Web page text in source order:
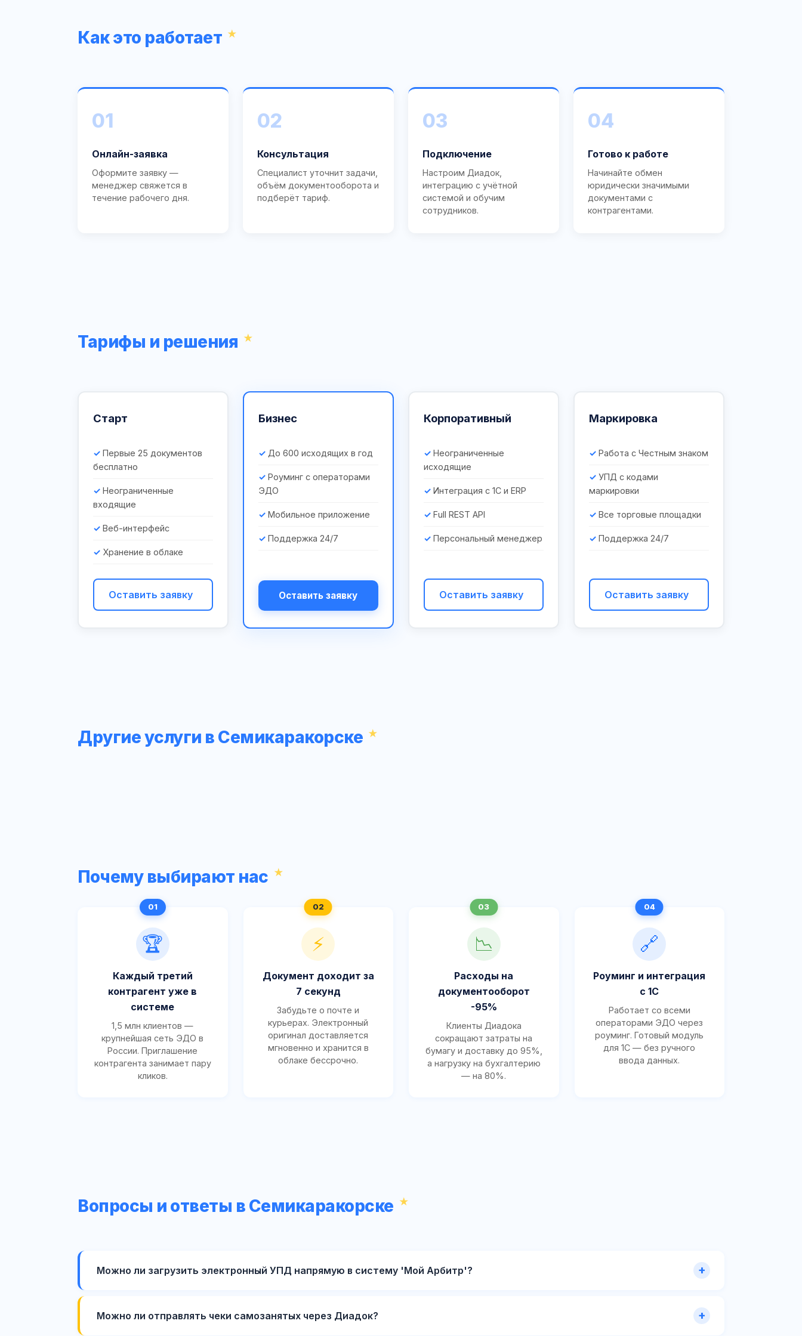
Как это работает
01
Онлайн-заявка
Оформите заявку —
менеджер свяжется в
течение рабочего дня.
02
Консультация
Специалист уточнит задачи,
объём документооборота и
подберёт тариф.
03
Подключение
Настроим Диадок,
интеграцию с учётной
системой и обучим
сотрудников.
04
Готово к работе
Начинайте обмен
юридически значимыми
документами с
контрагентами.
Тарифы и решения
Старт
Первые 25 документов
бесплатно
Неограниченные
входящие
Веб-интерфейс
Хранение в облаке
Оставить заявку
Бизнес
До 600 исходящих в год
Роуминг с операторами
ЭДО
Мобильное приложение
Поддержка 24/7
Оставить заявку
Корпоративный
Неограниченные
исходящие
Интеграция с 1С и ERP
Full REST API
Персональный менеджер
Оставить заявку
Маркировка
Работа с Честным знаком
УПД с кодами
маркировки
Все торговые площадки
Поддержка 24/7
Оставить заявку
Другие услуги в Семикаракорске
Почему выбирают нас
🏆
Каждый третий
контрагент уже в
системе
1,5 млн клиентов —
крупнейшая сеть ЭДО в
России. Приглашение
контрагента занимает пару
кликов.
⚡
Документ доходит за
7 секунд
Забудьте о почте и
курьерах. Электронный
оригинал доставляется
мгновенно и хранится в
облаке бессрочно.
📉
Расходы на
документооборот
-95%
Клиенты Диадока
сокращают затраты на
бумагу и доставку до 95%,
а нагрузку на бухгалтерию
— на 80%.
🔗
Роуминг и интеграция
с 1С
Работает со всеми
операторами ЭДО через
роуминг. Готовый модуль
для 1С — без ручного
ввода данных.
Вопросы и ответы в Семикаракорске
Можно ли загрузить электронный УПД напрямую в систему 'Мой Арбитр'?
Можно ли отправлять чеки самозанятых через Диадок?